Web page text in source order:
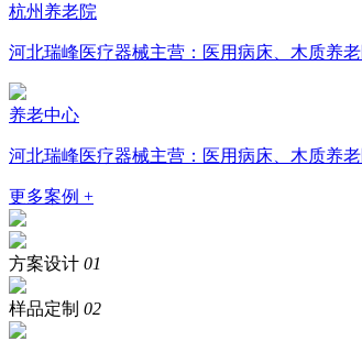
杭州养老院
河北瑞峰医疗器械主营：医用病床、木质养
养老中心
河北瑞峰医疗器械主营：医用病床、木质养
更多案例 +
方案设计 01
样品定制 02